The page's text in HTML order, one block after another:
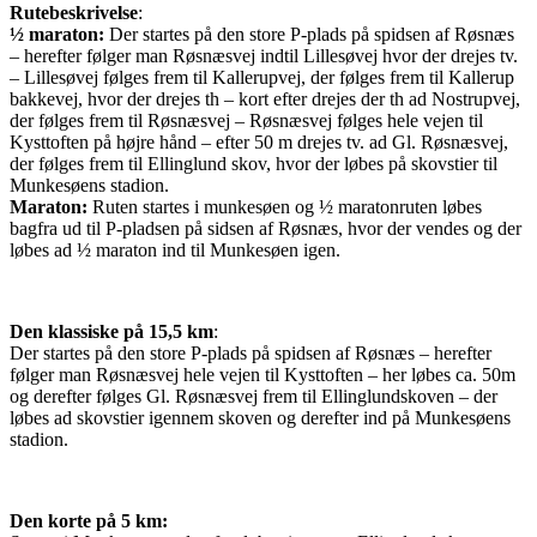
Rutebeskrivelse:
½ maraton: Der startes på den store P-plads på spidsen af Røsnæs
– herefter følger man Røsnæsvej indtil Lillesøvej hvor der drejes tv.
– Lillesøvej følges frem til Kallerupvej, der følges frem til Kallerup
bakkevej, hvor der drejes th – kort efter drejes der th ad Nostrupvej,
der følges frem til Røsnæsvej – Røsnæsvej følges hele vejen til
Kysttoften på højre hånd – efter 50 m drejes tv. ad Gl. Røsnæsvej,
der følges frem til Ellinglund skov, hvor der løbes på skovstier til
Munkesøens stadion.
Maraton: Ruten startes i munkesøen og ½ maratonruten løbes
bagfra ud til P-pladsen på sidsen af Røsnæs, hvor der vendes og der
løbes ad ½ maraton ind til Munkesøen igen.
Den klassiske på 15,5 km:
Der startes på den store P-plads på spidsen af Røsnæs – herefter
følger man Røsnæsvej hele vejen til Kysttoften – her løbes ca. 50m
og derefter følges Gl. Røsnæsvej frem til Ellinglundskoven – der
løbes ad skovstier igennem skoven og derefter ind på Munkesøens
stadion.
Den korte på 5 km: